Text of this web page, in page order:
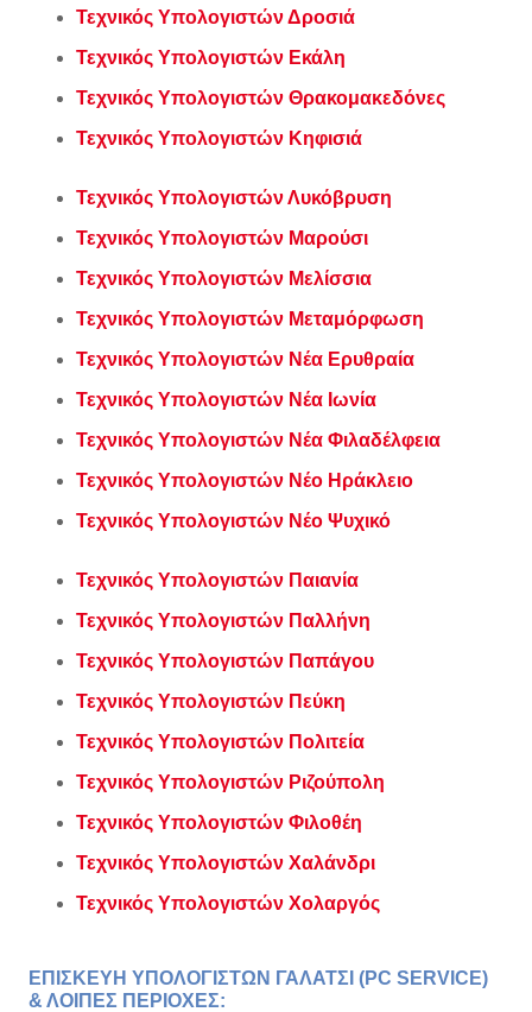
Τεχνικός Υπολογιστών Δροσιά
Τεχνικός Υπολογιστών Εκάλη
Τεχνικός Υπολογιστών Θρακομακεδόνες
Τεχνικός Υπολογιστών Κηφισιά
Τεχνικός Υπολογιστών Λυκόβρυση
Τεχνικός Υπολογιστών Μαρούσι
Τεχνικός Υπολογιστών Μελίσσια
Τεχνικός Υπολογιστών Μεταμόρφωση
Τεχνικός Υπολογιστών Νέα Ερυθραία
Τεχνικός Υπολογιστών Νέα Ιωνία
Τεχνικός Υπολογιστών Νέα Φιλαδέλφεια
Τεχνικός Υπολογιστών Νέο Ηράκλειο
Τεχνικός Υπολογιστών Νέο Ψυχικό
Τεχνικός Υπολογιστών Παιανία
Τεχνικός Υπολογιστών Παλλήνη
Τεχνικός Υπολογιστών Παπάγου
Τεχνικός Υπολογιστών Πεύκη
Τεχνικός Υπολογιστών Πολιτεία
Τεχνικός Υπολογιστών Ριζούπολη
Τεχνικός Υπολογιστών Φιλοθέη
Τεχνικός Υπολογιστών Χαλάνδρι
Τεχνικός Υπολογιστών Χολαργός
ΕΠΙΣΚΕΥΗ ΥΠΟΛΟΓΙΣΤΩΝ ΓΑΛΑΤΣΙ (PC SERVICE)
& ΛΟΙΠΕΣ ΠΕΡΙΟΧΕΣ: